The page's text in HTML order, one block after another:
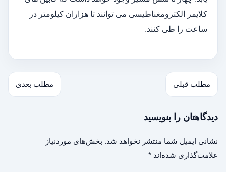
کلایمر الکترومغناطیسی می توانند تا هزاران کیلومتر در
ساعت را طی کنند.
مطلب قبلی مطلب بعدی
دیدگاهتان را بنویسید
نشانی ایمیل شما منتشر نخواهد شد. بخش‌های موردنیاز
علامت‌گذاری شده‌اند *